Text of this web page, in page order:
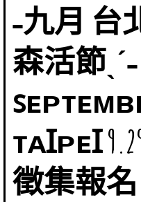
˗九月 台
森活節ˎˊ˗
ᴛᴀꞮᴘᴇꞮ
徵集報名